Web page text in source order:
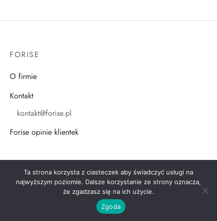
FORISE
O firmie
Kontakt
kontakt@forise.pl
Forise opinie klientek
POMOC
Zwroty i reklamacje
Ta strona korzysta z ciasteczek aby świadczyć usługi na
najwyższym poziomie. Dalsze korzystanie ze strony oznacza,
że zgadzasz się na ich użycie.
Zgoda